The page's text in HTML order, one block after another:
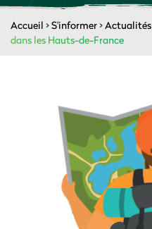
Accueil >S'informer>Actualités
dans les Hauts-de-France